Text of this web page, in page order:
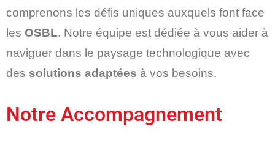
comprenons les défis uniques auxquels font face
les OSBL. Notre équipe est dédiée à vous aider à
naviguer dans le paysage technologique avec
des solutions adaptées à vos besoins.
Notre Accompagnement